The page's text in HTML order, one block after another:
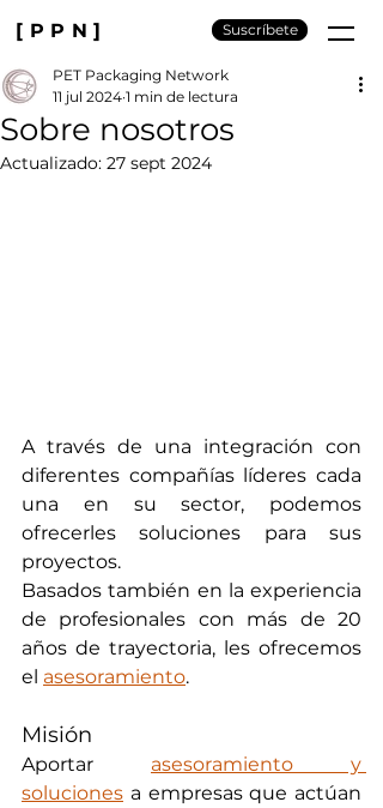
[PPN] Suscríbete
Sobre nosotros
PET Packaging Network
11 jul 2024 1 min de lectura
Actualizado: 27 sept 2024
A través de una integración con
diferentes compañías líderes cada
una en su sector, podemos
ofrecerles soluciones para sus
proyectos.
Basados también en la experiencia
de profesionales con más de 20
años de trayectoria, les ofrecemos
el asesoramiento.
Misión
Aportar asesoramiento y
soluciones a empresas que actúan